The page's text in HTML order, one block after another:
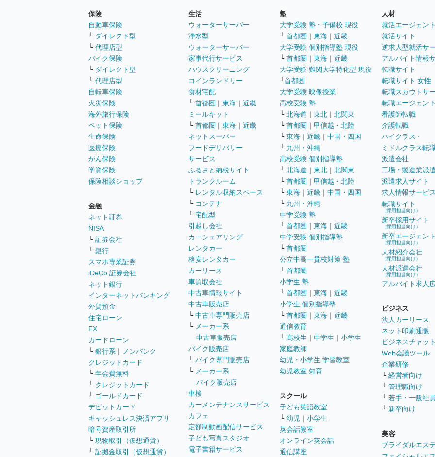
保険
自動車保険
└ ダイレクト型
└ 代理店型
バイク保険
└ ダイレクト型
└ 代理店型
自転車保険
火災保険
海外旅行保険
ペット保険
生命保険
医療保険
がん保険
学資保険
保険相談ショップ
金融
ネット証券
NISA
└ 証券会社
└ 銀行
スマホ専業証券
iDeCo 証券会社
ネット銀行
インターネットバンキング
外貨預金
住宅ローン
FX
カードローン
└ 銀行系 ｜
ノンバンク
クレジットカード
└ 年会費無料
└ クレジットカード
└ ゴールドカード
デビットカード
キャッシュレス決済アプリ
暗号資産取引所
└ 現物取引（仮想通貨）
└ 証拠金取引（仮想通貨）
生活
ウォーターサーバー
浄水型
ウォーターサーバー
家事代行サービス
ハウスクリーニング
コインランドリー
食材宅配
└ 首都圏 ｜ 東海 ｜ 近畿
ミールキット
└ 首都圏 ｜ 東海 ｜ 近畿
ネットスーパー
フードデリバリー
サービス
ふるさと納税サイト
トランクルーム
└ レンタル収納スペース
└ コンテナ
└ 宅配型
引越し会社
カーシェアリング
レンタカー
格安レンタカー
カーリース
車買取会社
中古車情報サイト
中古車販売店
└ 中古車専門販売店
└ メーカー系
中古車販売店
バイク販売店
└ バイク専門販売店
└ メーカー系
バイク販売店
車検
カーメンテナンスサービス
カフェ
定額制動画配信サービス
子ども写真スタジオ
電子書籍サービス
塾
大学受験 塾・予備校 現役
└ 首都圏 ｜ 東海 ｜ 近畿
大学受験 個別指導塾 現役
└ 首都圏 ｜ 東海 ｜ 近畿
大学受験 難関大学特化型 現役
└首都圏
大学受験 映像授業
高校受験 塾
└ 北海道 ｜ 東北 ｜ 北関東
└ 首都圏 ｜ 甲信越・北陸
└ 東海 ｜ 近畿 ｜ 中国・四国
└ 九州・沖縄
高校受験 個別指導塾
└ 北海道 ｜ 東北 ｜ 北関東
└ 首都圏 ｜ 甲信越・北陸
└ 東海 ｜ 近畿 ｜ 中国・四国
└ 九州・沖縄
中学受験 塾
└ 首都圏 ｜ 東海 ｜ 近畿
中学受験 個別指導塾
└ 首都圏
公立中高一貫校対策 塾
└ 首都圏
小学生 塾
└ 首都圏 ｜ 東海 ｜ 近畿
小学生 個別指導塾
└ 首都圏 ｜ 東海 ｜ 近畿
通信教育
└ 高校生 ｜ 中学生 ｜ 小学生
家庭教師
幼児・小学生 学習教室
幼児教室 知育
スクール
子ども英語教室
└ 幼児 ｜ 小学生
英会話教室
オンライン英会話
通信講座
人材
就活エージェン
就活サイト
逆求人型就活サ
アルバイト情報
転職サイト
転職サイト 女性
転職スカウトサ
転職エージェン
看護師転職
介護転職
ハイクラス・
ミドルクラス転
派遣会社
工場・製造業派
派遣求人サイト
求人情報サービ
転職サイト
（採用担当向け）
新卒採用サイト
（採用担当向け）
新卒エージェン
（採用担当向け）
人材紹介会社
（採用担当向け）
人材派遣会社
（採用担当向け）
アルバイト求人
ビジネス
法人カーリース
ネット印刷通販
ビジネスチャッ
Web会議ツール
企業研修
└ 経営者向け
└ 管理職向け
└ 若手・一般社
└ 新卒向け
美容
ブライダルエス